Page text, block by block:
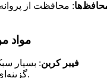
: محافظت از
مواد
فیبر کربن: بسیار
گزینه‌ای عالی برای فریم‌های با کیفیت بالا.